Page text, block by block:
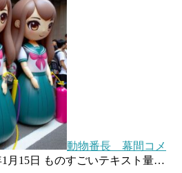
動物番長 幕間コメ
月15日
ものすごいテキスト量…